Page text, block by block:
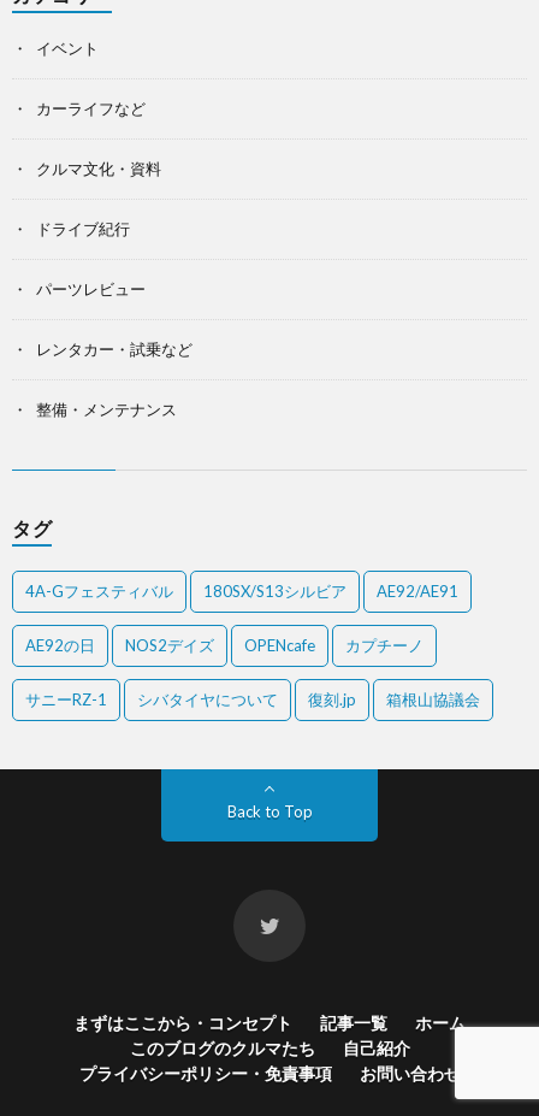
イベント
カーライフなど
クルマ文化・資料
ドライブ紀行
パーツレビュー
レンタカー・試乗など
整備・メンテナンス
タグ
4A-Gフェスティバル 180SX/S13シルビア AE92/AE91
AE92の日 NOS2デイズ OPENcafe カプチーノ
サニーRZ-1 シバタイヤについて 復刻.jp 箱根山協議会
Back to Top
まずはここから・コンセプト 記事一覧
ホーム
このブログのクルマたち
自己紹介
プライバシーポリシー・免責事項
お問い合わせ